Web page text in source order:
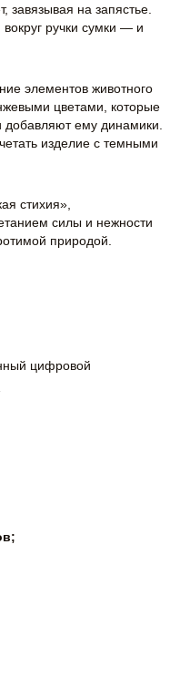
завязывая на запястье.
ручки сумки — и
элементов животного
цветами, которые
добавляют ему динамики.
изделие с темными
стихия»,
силы и нежности
природой.
цифровой